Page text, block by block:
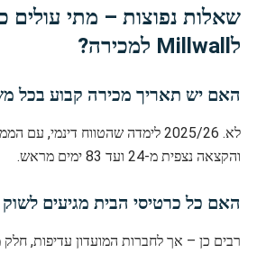
שאלות נפוצות – מתי עולים
לMillwall למכירה?
האם יש תאריך מכירה קבוע בכל
לא. 2025/26 לימדה שהטווח דינמי,
והקצאה נצפית מ-24 ועד 83 ימים מראש.
האם כל כרטיסי הבית מגיעים
רבים כן – אך לחברות המועדון עדיפות, חלק